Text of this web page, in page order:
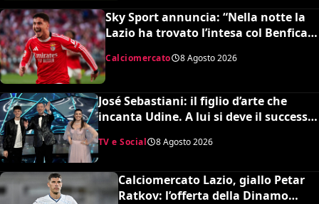
Sky Sport annuncia: “Nella notte la
Lazio ha trovato l’intesa col Benfica
giocatore”
Calciomercato 8 Agosto 2026
José Sebastiani: il figlio d’arte che
incanta Udine. A lui si deve il successo
del Festival di Sanremo, ora sogna il
debutto in Serie A
TV e Social 8 Agosto 2026
Calciomercato Lazio, giallo Petar
Ratkov: l’offerta della Dinamo